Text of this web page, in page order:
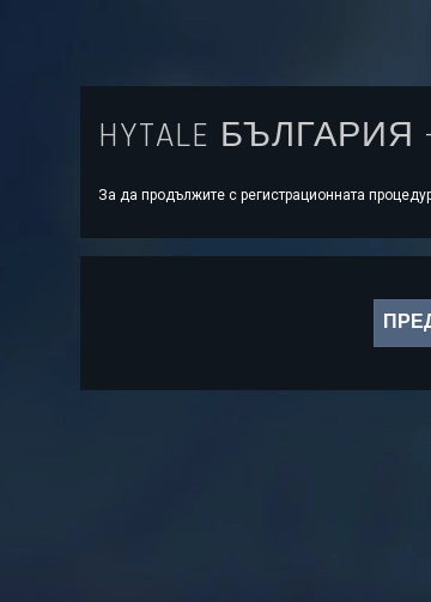
HYTALE
За да продължите с регистрационната